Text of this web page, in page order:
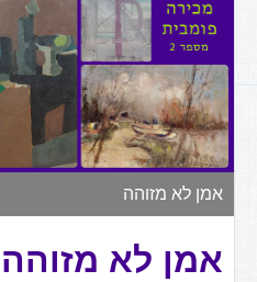
אמן לא מזוהה
אמן לא מזוהה